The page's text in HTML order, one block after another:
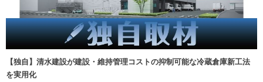
【独自】清水建設が建設・維持管理コストの抑制可能な冷蔵倉庫新工法
を実用化